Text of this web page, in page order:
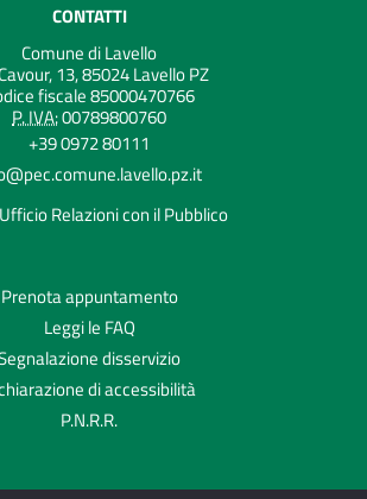
CONTATTI
Comune di Lavello
13, 85024 Lavello PZ
fiscale 85000470766
P. IVA:00789800760
+39 0972 80111
Relazioni con il Pubblico
Prenota appuntamento
Leggi le FAQ
disservizio
di accessibilità
P.N.R.R.